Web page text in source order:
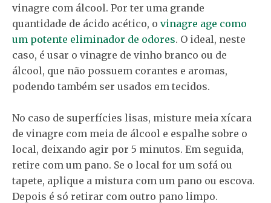
vinagre com álcool. Por ter uma grande
quantidade de ácido acético, o vinagre age como
um potente eliminador de odores. O ideal, neste
caso, é usar o vinagre de vinho branco ou de
álcool, que não possuem corantes e aromas,
podendo também ser usados em tecidos.
No caso de superfícies lisas, misture meia xícara
de vinagre com meia de álcool e espalhe sobre o
local, deixando agir por 5 minutos. Em seguida,
retire com um pano. Se o local for um sofá ou
tapete, aplique a mistura com um pano ou escova.
Depois é só retirar com outro pano limpo.